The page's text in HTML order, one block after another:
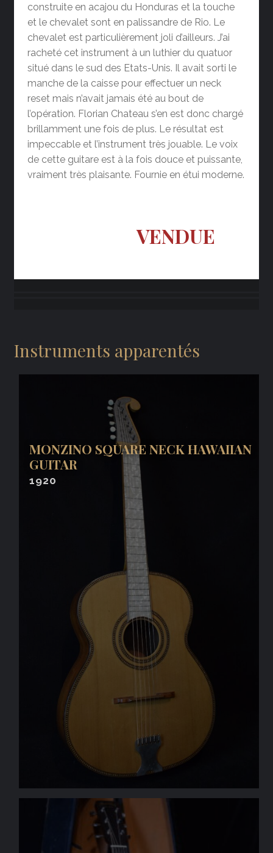
construite en acajou du Honduras et la touche
et le chevalet sont en palissandre de Rio. Le
chevalet est particulièrement joli d’ailleurs. J’ai
racheté cet instrument à un luthier du quatuor
situé dans le sud des Etats-Unis. Il avait sorti le
manche de la caisse pour effectuer un neck
reset mais n’avait jamais été au bout de
l’opération. Florian Chateau s’en est donc chargé
brillamment une fois de plus. Le résultat est
impeccable et l’instrument très jouable. Le voix
de cette guitare est à la fois douce et puissante,
vraiment très plaisante. Fournie en étui moderne.
VENDUE
Instruments apparentés
MONZINO SQUARE NECK HAWAIIAN
GUITAR
1920